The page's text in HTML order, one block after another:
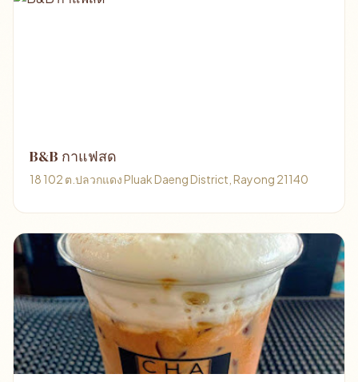
B&B กาแฟสด
18 102 ต.ปลวกแดง Pluak Daeng District, Rayong 21140